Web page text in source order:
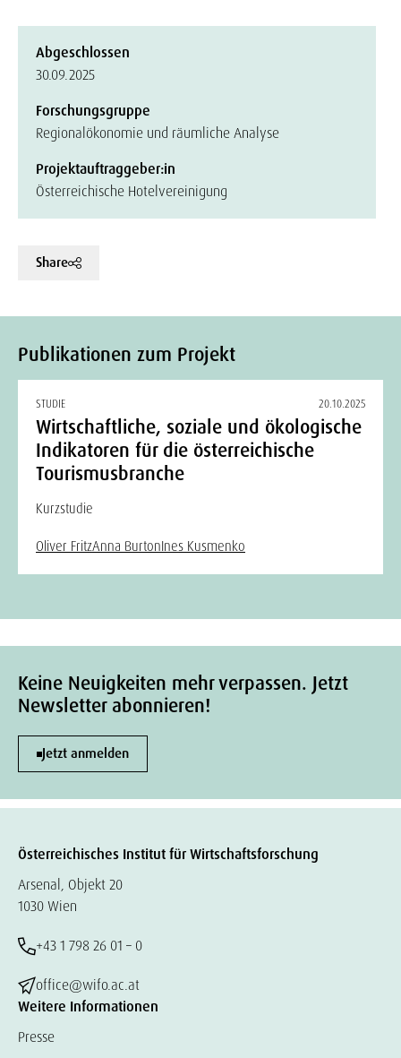
Abgeschlossen
30.09.2025
Forschungsgruppe
Regionalökonomie und räumliche Analyse
Projektauftraggeber:in
Österreichische Hotelvereinigung
Share
Publikationen zum Projekt
STUDIE 20.10.2025
Wirtschaftliche, soziale und ökologische
Indikatoren für die österreichische
Tourismusbranche
Kurzstudie
Oliver FritzAnna BurtonInes Kusmenko
Keine Neuigkeiten mehr verpassen. Jetzt
Newsletter abonnieren!
Jetzt anmelden
Österreichisches Institut für Wirtschaftsforschung
Arsenal, Objekt 20
1030 Wien
+43 1 798 26 01 – 0
office@wifo.ac.at
Weitere Informationen
Presse